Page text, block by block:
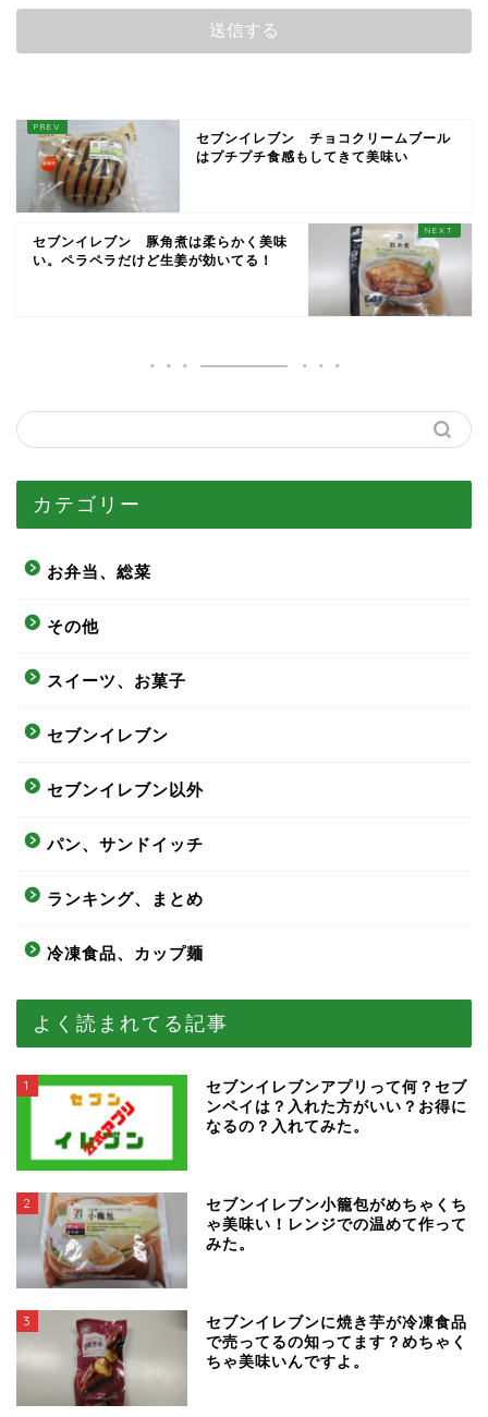
セブンイレブン チョコクリームブール
はプチプチ食感もしてきて美味い
セブンイレブン 豚角煮は柔らかく美味
い。ペラペラだけど生姜が効いてる！
カテゴリー
お弁当、総菜
その他
スイーツ、お菓子
セブンイレブン
セブンイレブン以外
パン、サンドイッチ
ランキング、まとめ
冷凍食品、カップ麺
よく読まれてる記事
1
セブンイレブンアプリって何？セブ
ンペイは？入れた方がいい？お得に
なるの？入れてみた。
2
セブンイレブン小籠包がめちゃくち
ゃ美味い！レンジでの温めて作って
みた。
3
セブンイレブンに焼き芋が冷凍食品
で売ってるの知ってます？めちゃく
ちゃ美味いんですよ。